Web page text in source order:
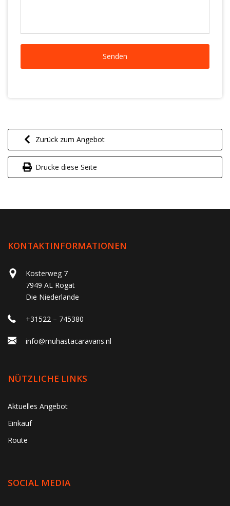
Zurück zum Angebot
Drucke diese Seite
KONTAKTINFORMATIONEN
Kosterweg 7
7949 AL Rogat
Die Niederlande
+31522 – 745380
info@muhastacaravans.nl
NÜTZLICHE LINKS
Aktuelles Angebot
Einkauf
Route
SOCIAL MEDIA